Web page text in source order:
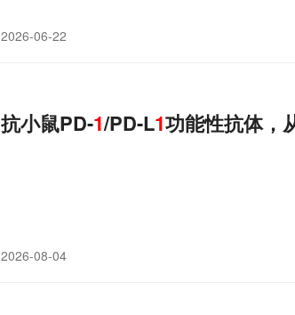
2026-06-22
抗小鼠PD-1/PD-L1功能性抗体，
2026-08-04